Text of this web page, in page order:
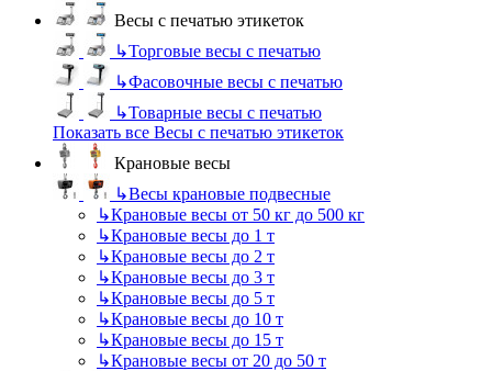
Весы с печатью этикеток
↳Торговые весы с печатью
↳Фасовочные весы с печатью
↳Товарные весы с печатью
Показать все Весы с печатью этикеток
Крановые весы
↳Весы крановые подвесные
↳Крановые весы от 50 кг до 500 кг
↳Крановые весы до 1 т
↳Крановые весы до 2 т
↳Крановые весы до 3 т
↳Крановые весы до 5 т
↳Крановые весы до 10 т
↳Крановые весы до 15 т
↳Крановые весы от 20 до 50 т